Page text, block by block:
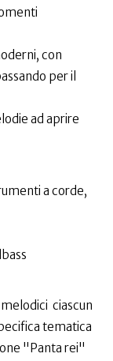
con
per il
ad aprire
a corde,
ciascun
tematica
"Panta rei"